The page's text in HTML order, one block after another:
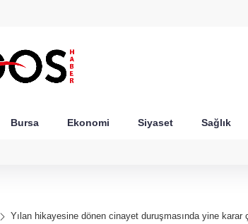
Bursa Ekonomi Siyaset Sağlık
Yılan hikayesine dönen cinayet duruşmasında yine karar